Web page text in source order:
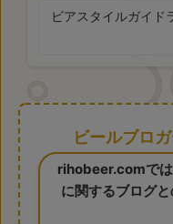
ビアスタイルガイド
ビールブロ
rihobeer.comで
に関するブログ